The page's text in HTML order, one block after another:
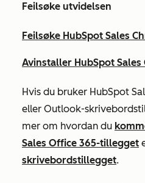
Feilsøke utvidelsen
Feilsøke HubSpot Sales
Avinstaller HubSpot
Hvis du bruker HubSpot
eller Outlook-
mer om hvordan du
Sales Office 365-tillegget
skrivebordstillegget.